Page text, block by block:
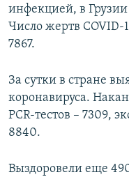
инфекцией, в
Число жертв COVID-
7867.
За сутки в стране
коронавируса.
PCR-тестов – 7309,
8840.
Выздоровели еще